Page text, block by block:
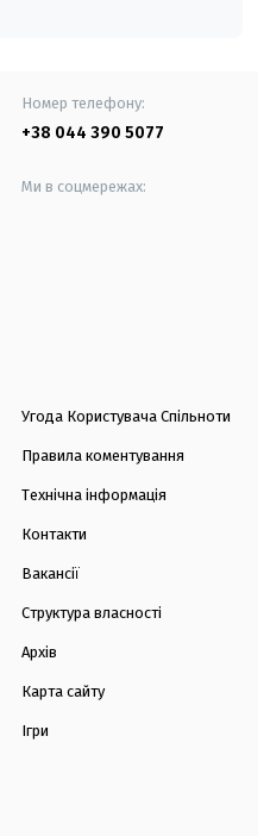
Номер телефону:
+38 044 390 5077
Ми в соцмережах:
Угода Користувача Спільноти
Правила коментування
Технічна інформація
Контакти
Вакансії
Структура власності
Архів
Карта сайту
Ігри